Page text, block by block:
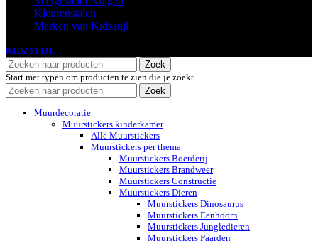
Kleurenstalen
Merken van Kidzstijl
KIDZSTIJL
Zoek
Start met typen om producten te zien die je zoekt.
Zoek
Muurdecoratie
Muurstickers kinderkamer
Alle Muurstickers
Muurstickers per thema
Muurstickers Boerderij
Muurstickers Brandweer
Muurstickers Constructie
Muurstickers Dieren
Muurstickers Dinosaurus
Muurstickers Eenhoorn
Muurstickers Jungledieren
Muurstickers Paarden